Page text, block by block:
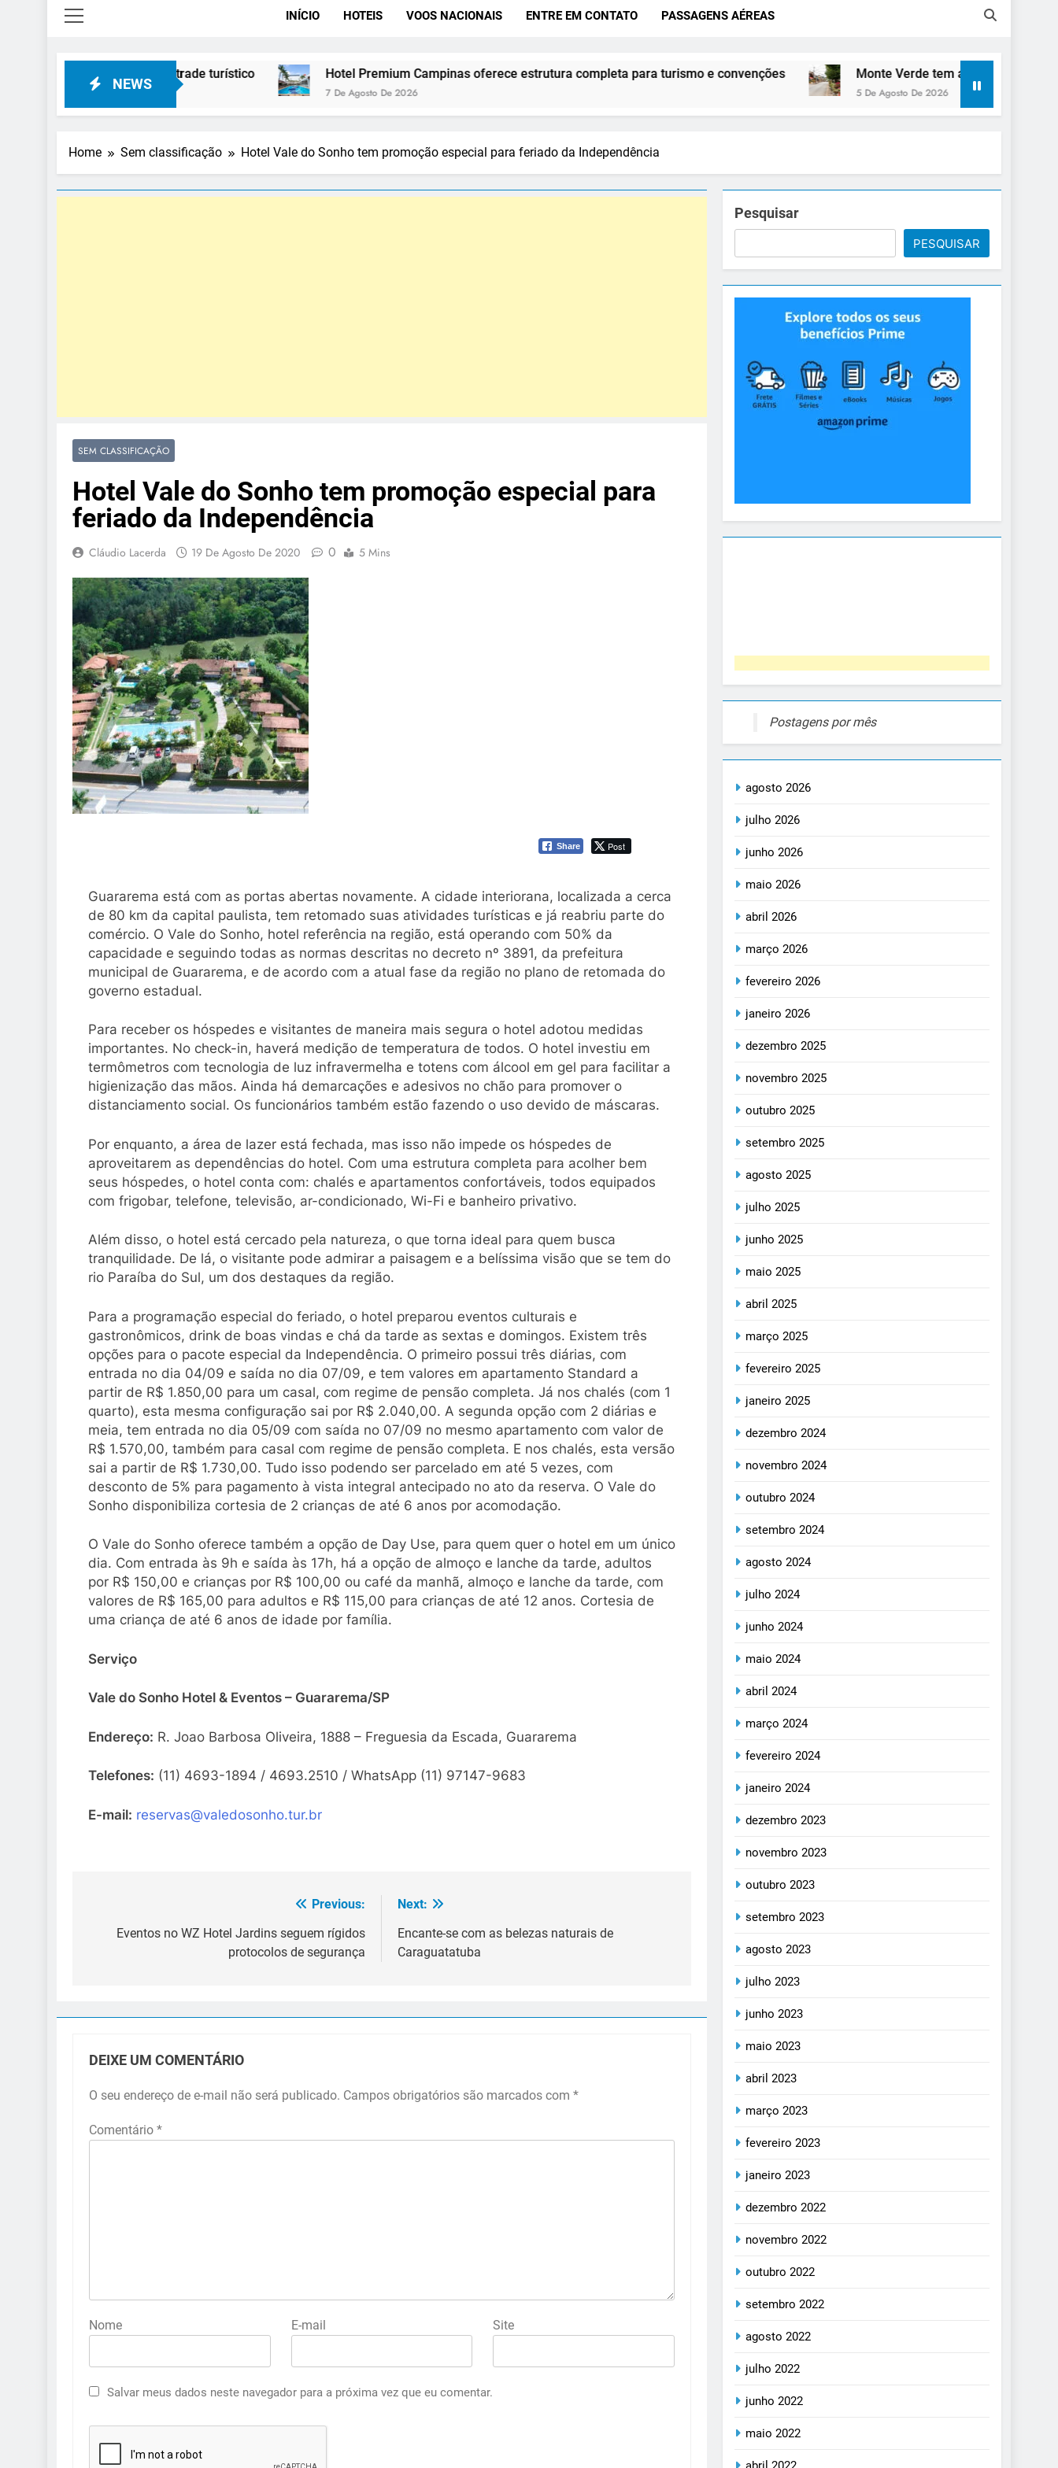
INÍCIO HOTEIS VOOS NACIONAIS ENTRE EM CONTATO PASSAGENS AÉREAS
NEWS
para o trade turístico Hotel Premium Campinas oferece estrutura completa para turismo e convenções
7 De Agosto De 2026
Monte Verde tem atrações para todas as estações e
5 De Agosto De 2026
Home Sem classificação Hotel Vale do Sonho tem promoção especial para feriado da Independência
SEM CLASSIFICAÇÃO
Hotel Vale do Sonho tem promoção especial para
feriado da Independência
Cláudio Lacerda 19 De Agosto De 2020 0 5 Mins
Share Post
Guararema está com as portas abertas novamente. A cidade interiorana, localizada a cerca
de 80 km da capital paulista, tem retomado suas atividades turísticas e já reabriu parte do
comércio. O Vale do Sonho, hotel referência na região, está operando com 50% da
capacidade e seguindo todas as normas descritas no decreto nº 3891, da prefeitura
municipal de Guararema, e de acordo com a atual fase da região no plano de retomada do
governo estadual.
Para receber os hóspedes e visitantes de maneira mais segura o hotel adotou medidas
importantes. No check-in, haverá medição de temperatura de todos. O hotel investiu em
termômetros com tecnologia de luz infravermelha e totens com álcool em gel para facilitar a
higienização das mãos. Ainda há demarcações e adesivos no chão para promover o
distanciamento social. Os funcionários também estão fazendo o uso devido de máscaras.
Por enquanto, a área de lazer está fechada, mas isso não impede os hóspedes de
aproveitarem as dependências do hotel. Com uma estrutura completa para acolher bem
seus hóspedes, o hotel conta com: chalés e apartamentos confortáveis, todos equipados
com frigobar, telefone, televisão, ar-condicionado, Wi-Fi e banheiro privativo.
Além disso, o hotel está cercado pela natureza, o que torna ideal para quem busca
tranquilidade. De lá, o visitante pode admirar a paisagem e a belíssima visão que se tem do
rio Paraíba do Sul, um dos destaques da região.
Para a programação especial do feriado, o hotel preparou eventos culturais e
gastronômicos, drink de boas vindas e chá da tarde as sextas e domingos. Existem três
opções para o pacote especial da Independência. O primeiro possui três diárias, com
entrada no dia 04/09 e saída no dia 07/09, e tem valores em apartamento Standard a
partir de R$ 1.850,00 para um casal, com regime de pensão completa. Já nos chalés (com 1
quarto), esta mesma configuração sai por R$ 2.040,00. A segunda opção com 2 diárias e
meia, tem entrada no dia 05/09 com saída no 07/09 no mesmo apartamento com valor de
R$ 1.570,00, também para casal com regime de pensão completa. E nos chalés, esta versão
sai a partir de R$ 1.730,00. Tudo isso podendo ser parcelado em até 5 vezes, com
desconto de 5% para pagamento à vista integral antecipado no ato da reserva. O Vale do
Sonho disponibiliza cortesia de 2 crianças de até 6 anos por acomodação.
O Vale do Sonho oferece também a opção de Day Use, para quem quer o hotel em um único
dia. Com entrada às 9h e saída às 17h, há a opção de almoço e lanche da tarde, adultos
por R$ 150,00 e crianças por R$ 100,00 ou café da manhã, almoço e lanche da tarde, com
valores de R$ 165,00 para adultos e R$ 115,00 para crianças de até 12 anos. Cortesia de
uma criança de até 6 anos de idade por família.
Serviço
Vale do Sonho Hotel & Eventos – Guararema/SP
Endereço: R. Joao Barbosa Oliveira, 1888 – Freguesia da Escada, Guararema
Telefones: (11) 4693-1894 / 4693.2510 / WhatsApp (11) 97147-9683
E-mail: reservas@valedosonho.tur.br
Previous:
Eventos no WZ Hotel Jardins seguem rígidos
protocolos de segurança
Next:
Encante-se com as belezas naturais de
Caraguatatuba
DEIXE UM COMENTÁRIO
O seu endereço de e-mail não será publicado. Campos obrigatórios são marcados com *
Comentário *
Nome E-mail Site
Salvar meus dados neste navegador para a próxima vez que eu comentar.
Pesquisar
PESQUISAR
Postagens por mês
agosto 2026
julho 2026
junho 2026
maio 2026
abril 2026
março 2026
fevereiro 2026
janeiro 2026
dezembro 2025
novembro 2025
outubro 2025
setembro 2025
agosto 2025
julho 2025
junho 2025
maio 2025
abril 2025
março 2025
fevereiro 2025
janeiro 2025
dezembro 2024
novembro 2024
outubro 2024
setembro 2024
agosto 2024
julho 2024
junho 2024
maio 2024
abril 2024
março 2024
fevereiro 2024
janeiro 2024
dezembro 2023
novembro 2023
outubro 2023
setembro 2023
agosto 2023
julho 2023
junho 2023
maio 2023
abril 2023
março 2023
fevereiro 2023
janeiro 2023
dezembro 2022
novembro 2022
outubro 2022
setembro 2022
agosto 2022
julho 2022
junho 2022
maio 2022